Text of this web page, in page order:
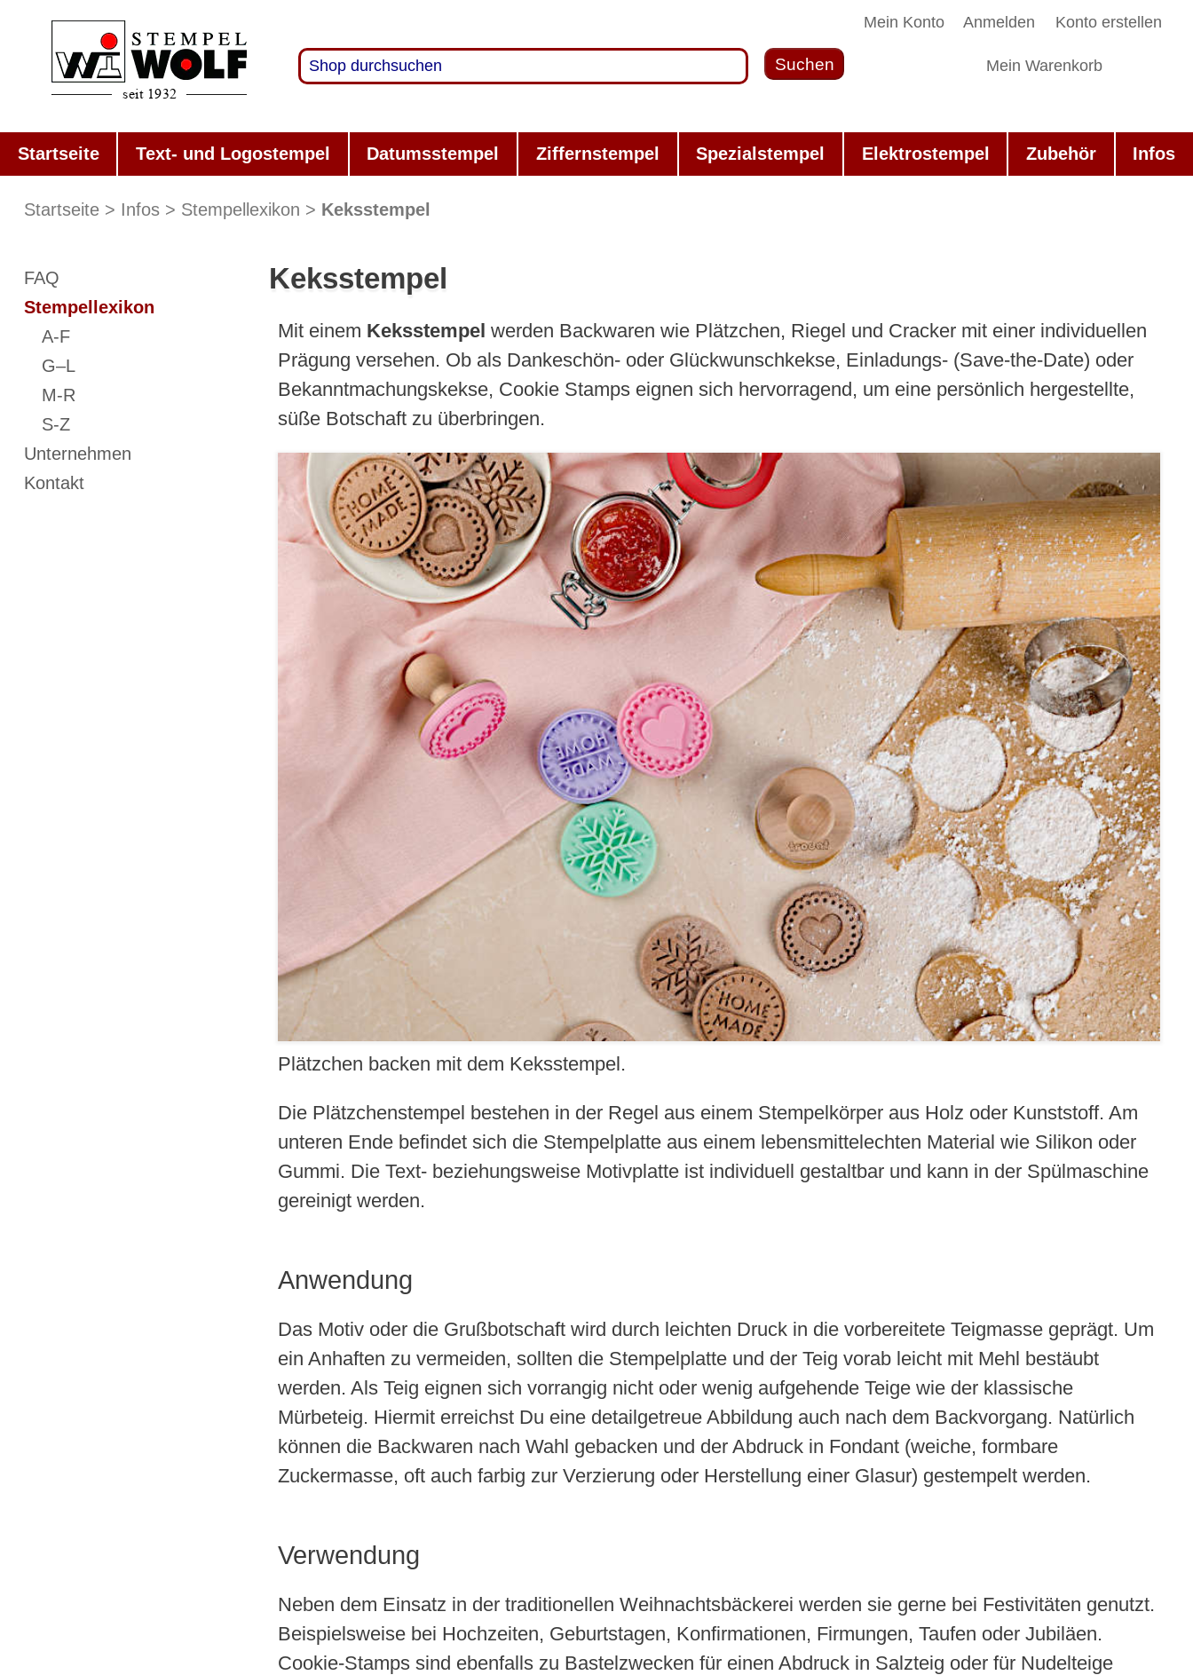
Mein Konto Anmelden Konto erstellen
Mein Warenkorb
Suchen
Startseite Text- und Logostempel Datumsstempel Ziffernstempel Spezialstempel Elektrostempel Zubehör Infos
Startseite Infos Stempellexikon Keksstempel
Keksstempel
Mit einem Keksstempel werden Backwaren wie Plätzchen, Riegel und Cracker mit einer individuellen
Prägung versehen. Ob als Dankeschön- oder Glückwunschkekse, Einladungs- (Save-the-Date) oder
Bekanntmachungskekse, Cookie Stamps eignen sich hervorragend, um eine persönlich hergestellte,
süße Botschaft zu überbringen.
Plätzchen backen mit dem Keksstempel.
Die Plätzchenstempel bestehen in der Regel aus einem Stempelkörper aus Holz oder Kunststoff. Am
unteren Ende befindet sich die Stempelplatte aus einem lebensmittelechten Material wie Silikon oder
Gummi. Die Text- beziehungsweise Motivplatte ist individuell gestaltbar und kann in der Spülmaschine
gereinigt werden.
Anwendung
Das Motiv oder die Grußbotschaft wird durch leichten Druck in die vorbereitete Teigmasse geprägt. Um
ein Anhaften zu vermeiden, sollten die Stempelplatte und der Teig vorab leicht mit Mehl bestäubt
werden. Als Teig eignen sich vorrangig nicht oder wenig aufgehende Teige wie der klassische
Mürbeteig. Hiermit erreichst Du eine detailgetreue Abbildung auch nach dem Backvorgang. Natürlich
können die Backwaren nach Wahl gebacken und der Abdruck in Fondant (weiche, formbare
Zuckermasse, oft auch farbig zur Verzierung oder Herstellung einer Glasur) gestempelt werden.
Verwendung
Neben dem Einsatz in der traditionellen Weihnachtsbäckerei werden sie gerne bei Festivitäten genutzt.
Beispielsweise bei Hochzeiten, Geburtstagen, Konfirmationen, Firmungen, Taufen oder Jubiläen.
Cookie-Stamps sind ebenfalls zu Bastelzwecken für einen Abdruck in Salzteig oder für Nudelteige
FAQ
Stempellexikon
A-F
G–L
M-R
S-Z
Unternehmen
Kontakt